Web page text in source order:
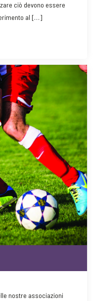
ciò devono essere
al […]
nostre associazioni